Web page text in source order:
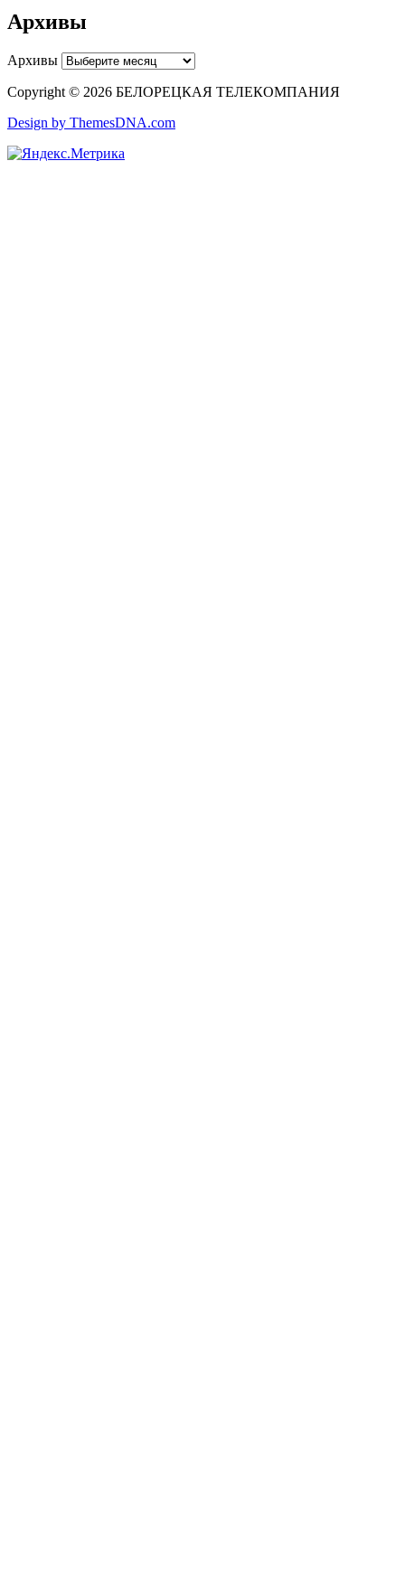
Архивы
Архивы
Copyright © 2026 БЕЛОРЕЦКАЯ ТЕЛЕКОМПАНИЯ
Design by ThemesDNA.com